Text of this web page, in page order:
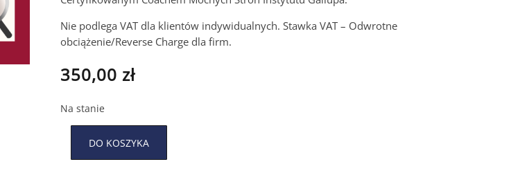
Nie podlega VAT dla klientów indywidualnych. Stawka VAT – Odwrotne
obciążenie/Reverse Charge dla firm.
350,00 zł
Na stanie
DO KOSZYKA